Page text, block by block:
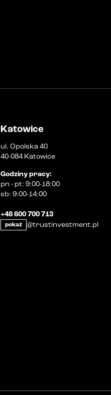
Katowice
ul. Opolska 40
40-084 Katowice
Godziny pracy:
pn - pt: 9:00-18:00
sb: 9:00-14:00
+48 600 700 713
pokaż @trustinvestment.pl